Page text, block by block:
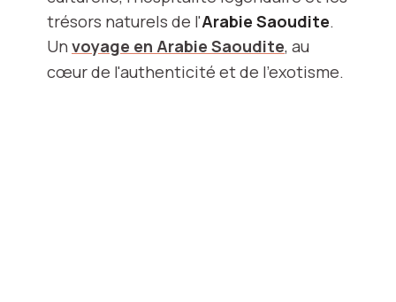
trésors naturels de l'Arabie Saoudite.
Un voyage en Arabie Saoudite, au
cœur de l'authenticité et de l'exotisme.